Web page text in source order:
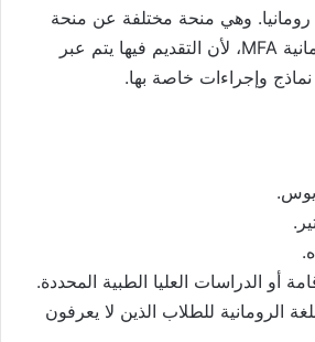
رومانيا. وهي منحة مختلفة عن منحة
وزارة الخارجية الرومانية MFA، لأن التقديم فيها يتم عبر
أو الدراسات العليا الطبية المحددة.
الرومانية للطلاب الذين لا يعرفون